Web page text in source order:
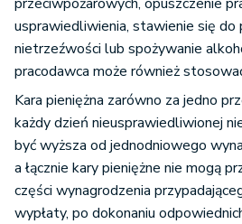
usprawiedliwienia, stawienie się do
nietrzeźwości lub spożywanie
pracodawca może również
Kara pieniężna zarówno za jedno
każdy dzień nieusprawiedliwionej
być wyższa od jednodniowego
a łącznie kary pieniężne nie mogą
części wynagrodzenia
wypłaty, po dokonaniu